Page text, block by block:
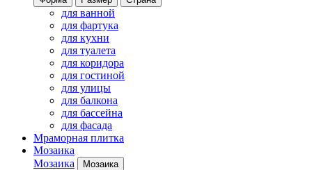
для ванной
для фартука
для кухни
для туалета
для коридора
для гостиной
для улицы
для балкона
для бассейна
для фасада
Мраморная плитка
Мозаика
Мозаика
Мозаика